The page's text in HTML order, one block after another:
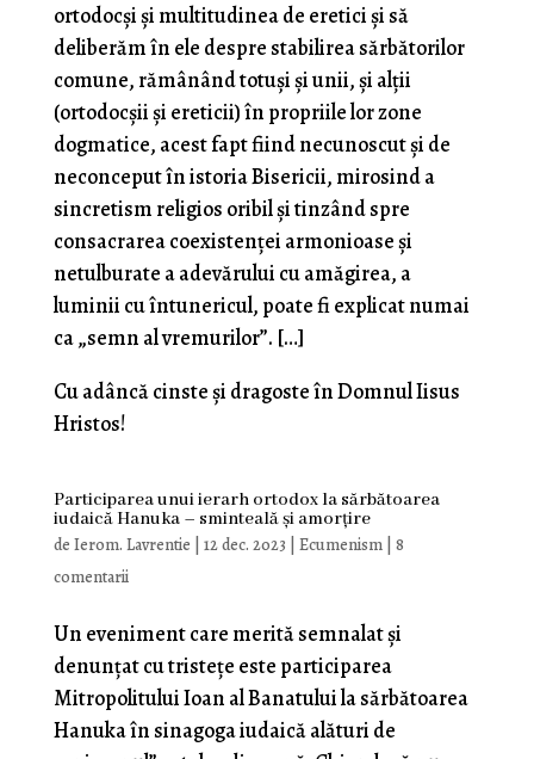
ortodocși și multitudinea de eretici și să
deliberăm în ele despre stabilirea sărbătorilor
comune, rămânând totuși și unii, și alții
(ortodocșii și ereticii) în propriile lor zone
dogmatice, acest fapt fiind necunoscut și de
neconceput în istoria Bisericii, mirosind a
sincretism religios oribil și tinzând spre
consacrarea coexistenței armonioase și
netulburate a adevărului cu amăgirea, a
luminii cu întunericul, poate fi explicat numai
ca „semn al vremurilor”. […]
Cu adâncă cinste și dragoste în Domnul Iisus
Hristos!
Participarea unui ierarh ortodox la sărbătoarea
iudaică Hanuka – sminteală și amorțire
de Ierom. Lavrentie 12 dec. 2023 Ecumenism| 8
comentarii
Un eveniment care merită semnalat și
denunțat cu tristețe este participarea
Mitropolitului Ioan al Banatului la sărbătoarea
Hanuka în sinagoga iudaică alături de